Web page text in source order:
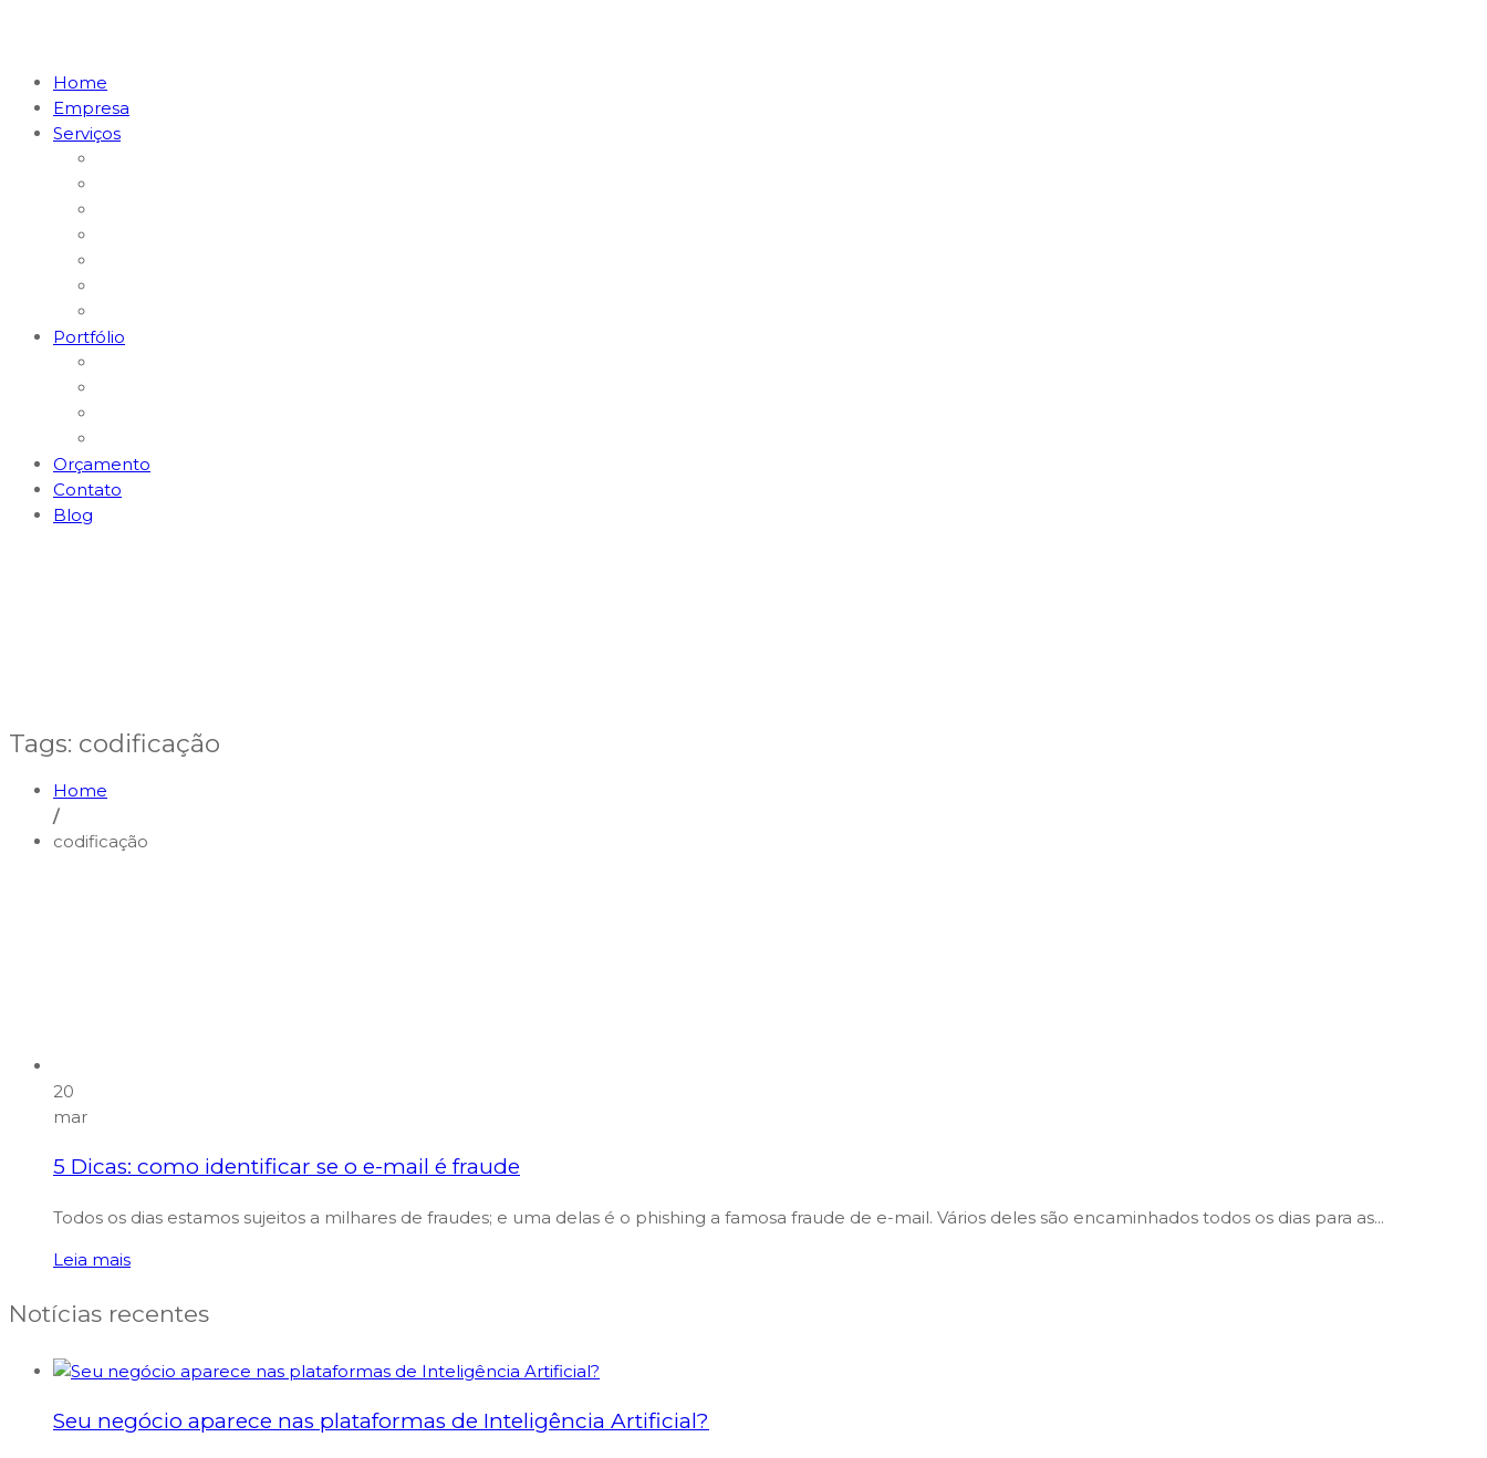
Home
Empresa
Serviços
Portfólio
Orçamento
Contato
Blog
Tags: codificação
Home
/
codificação
20
mar
5 Dicas: como identificar se o e-mail é fraude
Todos os dias estamos sujeitos a milhares de fraudes; e uma delas é o phishing a famosa fraude de e-mail. Vários deles são encaminhados todos os dias para as...
Leia mais
Notícias recentes
Seu negócio aparece nas plataformas de Inteligência Artificial?